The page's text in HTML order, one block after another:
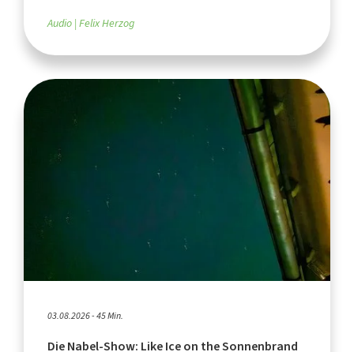
Audio Felix Herzog
03.08.2026 - 45 Min.
Die Nabel-Show: Like Ice on the Sonnenbrand